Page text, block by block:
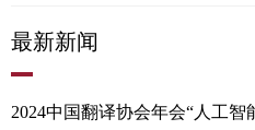
最新新闻
2024中国翻译协会年会“人工智